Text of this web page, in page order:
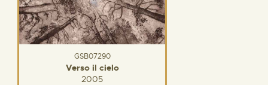
GSB07290
Verso il cielo
2005